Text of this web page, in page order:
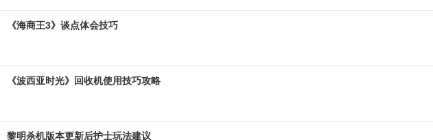
《海商王3》谈点体会技巧
《波西亚时光》回收机使用技巧攻略
黎明杀机版本更新后护士玩法建议